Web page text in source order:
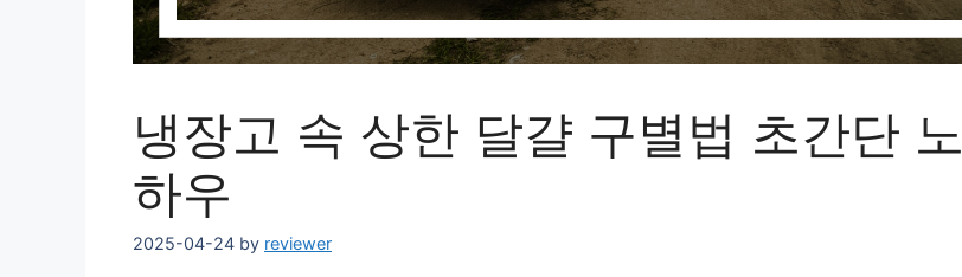
냉장고 속 상한 달걀 구별법 초간단 노
하우
2025-04-24 by reviewer